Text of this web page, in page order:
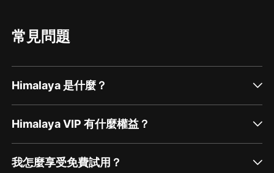
常見問題
Himalaya 是什麼？
Himalaya VIP 有什麼權益？
我怎麼享受免費試用？